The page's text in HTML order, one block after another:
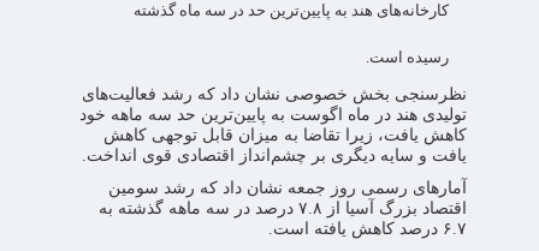
کارخانه‌های هند به پایین‌ترین حد در سه ماه گذشته
رسیده است.
نظرسنجی بخش خصوصی نشان داد که رشد فعالیت‌های
تولیدی هند در ماه اگوست به پایین‌ترین حد سه ماهه خود
کاهش یافت، زیرا تقاضا به میزان قابل توجهی کاهش
یافت و سایه دیگری بر چشم‌انداز اقتصادی قوی انداخت.
آمارهای رسمی روز جمعه نشان داد که رشد سومین
اقتصاد بزرگ آسیا از ۷.۸ درصد در سه ماهه گذشته به
۶.۷ درصد کاهش یافته است.